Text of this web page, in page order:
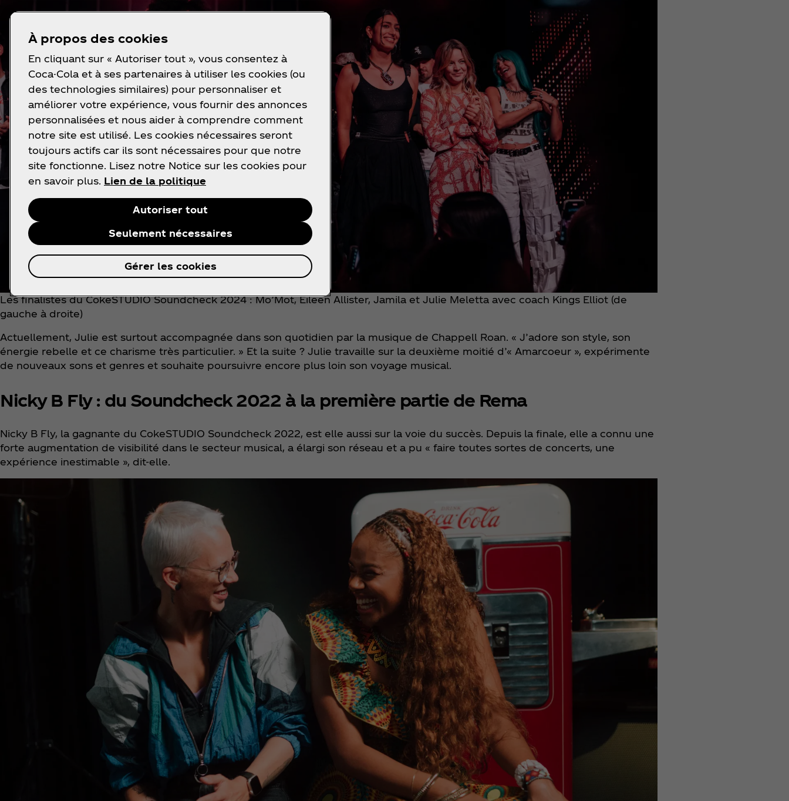
Les finalistes du CokeSTUDIO Soundcheck 2024 : Mo’Mot, Eileen Allister, Jamila et Julie Meletta avec coach Kings Elliot (de
gauche à droite)
Actuellement, Julie est surtout accompagnée dans son quotidien par la musique de Chappell Roan. « J’adore son style, son
énergie rebelle et ce charisme très particulier. » Et la suite ? Julie travaille sur la deuxième moitié d’« Amarcoeur », expérimente
de nouveaux sons et genres et souhaite poursuivre encore plus loin son voyage musical.
Nicky B Fly : du Soundcheck 2022 à la première partie de Rema
Nicky B Fly, la gagnante du CokeSTUDIO Soundcheck 2022, est elle aussi sur la voie du succès. Depuis la finale, elle a connu une
forte augmentation de visibilité dans le secteur musical, a élargi son réseau et a pu « faire toutes sortes de concerts, une
expérience inestimable », dit-elle.
À propos des cookies
En cliquant sur « Autoriser tout », vous consentez à
Coca-Cola et à ses partenaires à utiliser les cookies (ou
des technologies similaires) pour personnaliser et
améliorer votre expérience, vous fournir des annonces
personnalisées et nous aider à comprendre comment
notre site est utilisé. Les cookies nécessaires seront
toujours actifs car ils sont nécessaires pour que notre
site fonctionne. Lisez notre Notice sur les cookies pour
en savoir plus. Lien de la politique
Autoriser tout
Seulement nécessaires
Gérer les cookies